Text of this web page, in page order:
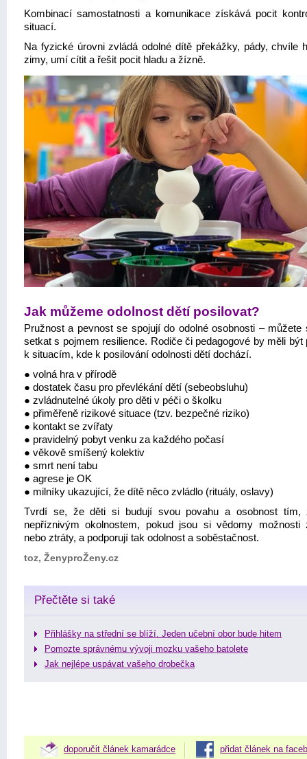
Kombinací samostatnosti a komunikace získává pocit
situací.
Na fyzické úrovni zvládá odolné dítě překážky, pády, chvíle
zimy, umí cítit a řešit pocit hladu a žízně.
Jak můžeme odolnost dětí posilovat?
Pružnost a pevnost se spojují do odolné osobnosti – můžete
setkat s pojmem resilience. Rodiče či pedagogové by měli být
k situacím, kde k posilování odolnosti dětí dochází.
● volná hra v přírodě
● dostatek času pro převlékání dětí (sebeobsluhu)
● zvládnutelné úkoly pro děti v péči o školku
● přiměřeně rizikové situace (tzv. bezpečné riziko)
● kontakt se zvířaty
● pravidelný pobyt venku za každého počasí
● věkově smíšený kolektiv
● smrt není tabu
● agrese je OK
● milníky ukazující, že dítě něco zvládlo (rituály, oslavy)
Tvrdí se, že děti si budují svou povahu a osobnost tím,
nepříznivým okolnostem, pokud jsou si vědomy možnosti
nebo ztráty, a podporují tak odolnost a soběstačnost.
toz, ŽenyproŽeny.cz
Přečtěte si také
Přihlášky na střední se blíží. Jeden učební obor bude hitem
Pomozte správnému vývoji mozku vašeho batolete
Jak nejlépe uspávat vašeho drobečka
doporučit článek kamarádce přidat článek na